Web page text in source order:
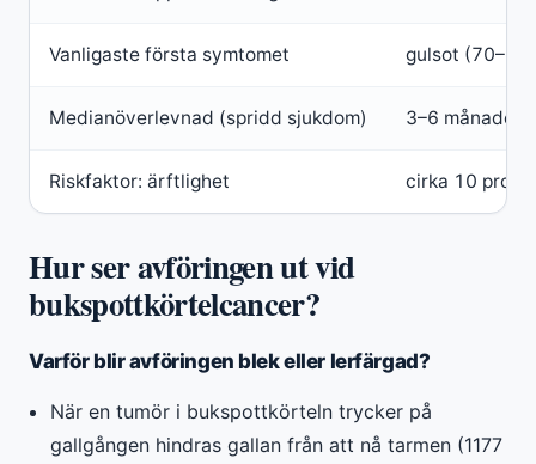
Vanligaste första symtomet gulsot (70–80
Medianöverlevnad (spridd sjukdom) 3–6 månader
Riskfaktor: ärftlighet cirka 10
Hur ser avföringen ut vid
bukspottkörtelcancer?
Varför blir avföringen blek eller lerfärgad?
När en tumör i bukspottkörteln trycker på
gallgången hindras gallan från att nå tarmen (1177